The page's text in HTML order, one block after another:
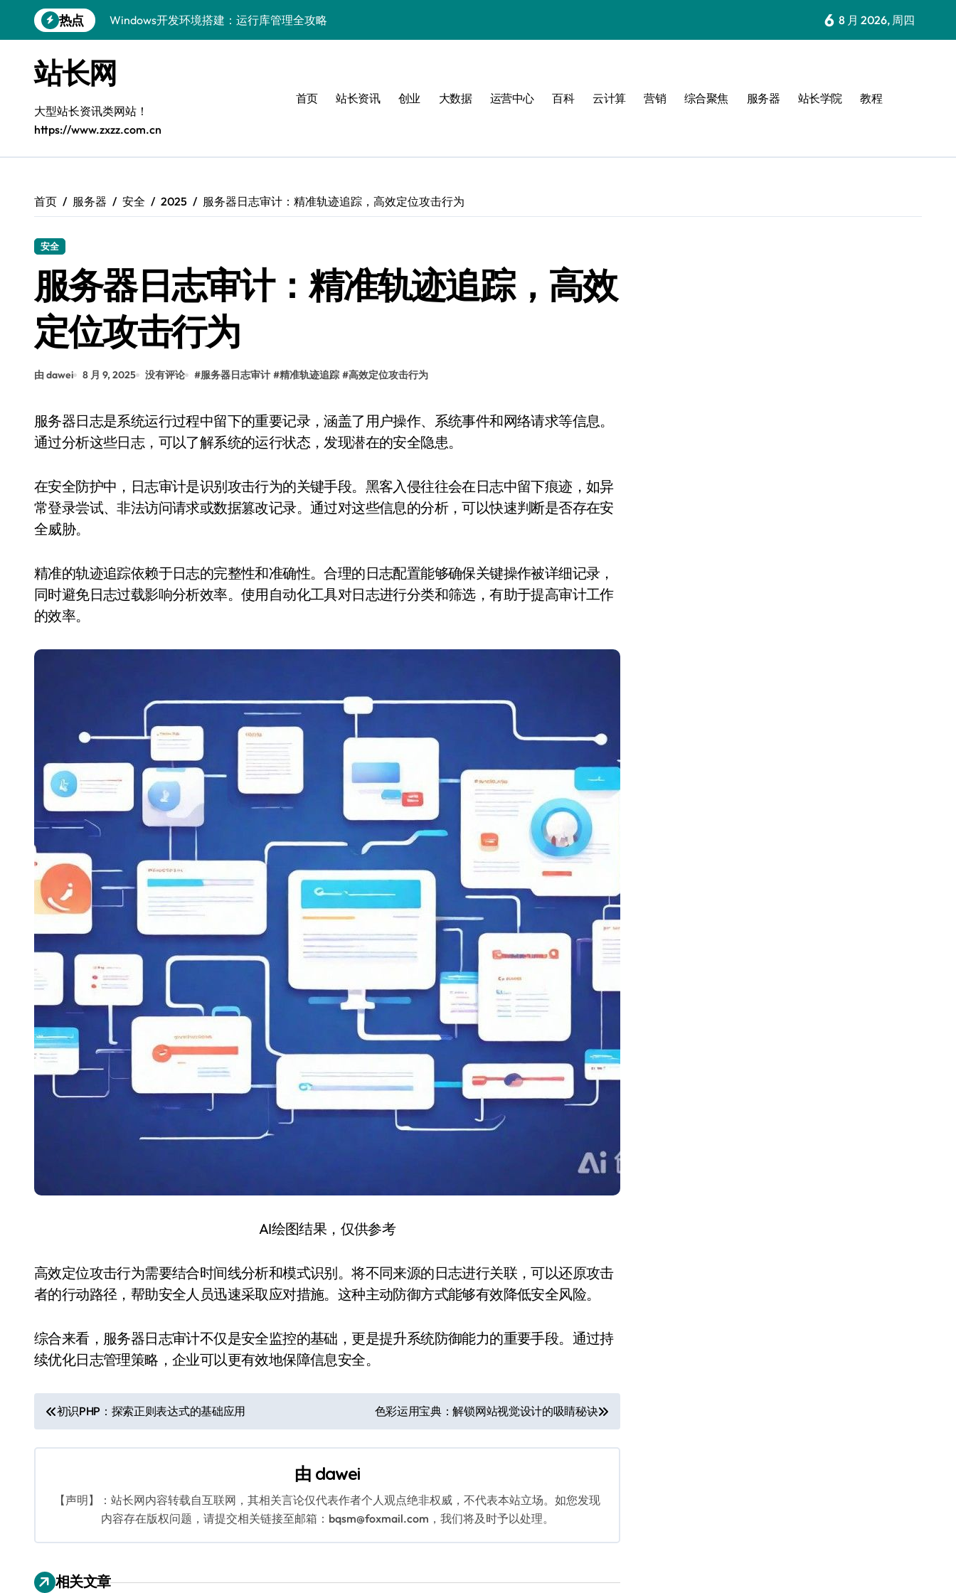
到
热点
鸿蒙云架构下弹性计算优化探索
计算机视觉索引漏洞深度剖析与修复
弹性计算重塑云架构：降本增效实战指南
快速定位漏洞，优化索引效率
6 8 月 2026, 周四
站长网
大型站长资讯类网站！
https://www.zxzz.com.cn
首页 站长资讯 创业 大数据 运营中心 百科 云计算 营销 综合聚焦 服务器 站长学院 教程
首页 服务器 安全 2025 服务器日志审计：精准轨迹追踪，高效定位攻击行为
安全
服务器日志审计：精准轨迹追踪，高效
定位攻击行为
由 dawei 8 月 9, 2025 没有评论 #服务器日志审计 #精准轨迹追踪 #高效定位攻击行为
服务器日志是系统运行过程中留下的重要记录，涵盖了用户操作、系统事件和网络请求等信息。
通过分析这些日志，可以了解系统的运行状态，发现潜在的安全隐患。
在安全防护中，日志审计是识别攻击行为的关键手段。黑客入侵往往会在日志中留下痕迹，如异
常登录尝试、非法访问请求或数据篡改记录。通过对这些信息的分析，可以快速判断是否存在安
全威胁。
精准的轨迹追踪依赖于日志的完整性和准确性。合理的日志配置能够确保关键操作被详细记录，
同时避免日志过载影响分析效率。使用自动化工具对日志进行分类和筛选，有助于提高审计工作
的效率。
AI绘图结果，仅供参考
高效定位攻击行为需要结合时间线分析和模式识别。将不同来源的日志进行关联，可以还原攻击
者的行动路径，帮助安全人员迅速采取应对措施。这种主动防御方式能够有效降低安全风险。
综合来看，服务器日志审计不仅是安全监控的基础，更是提升系统防御能力的重要手段。通过持
续优化日志管理策略，企业可以更有效地保障信息安全。
文
章
初识PHP：探索正则表达式的基础应用 色彩运用宝典：解锁网站视觉设计的吸睛秘诀
由 dawei
【声明】：站长网内容转载自互联网，其相关言论仅代表作者个人观点绝非权威，不代表本站立场。如您发现
内容存在版权问题，请提交相关链接至邮箱：bqsm@foxmail.com，我们将及时予以处理。
相关文章